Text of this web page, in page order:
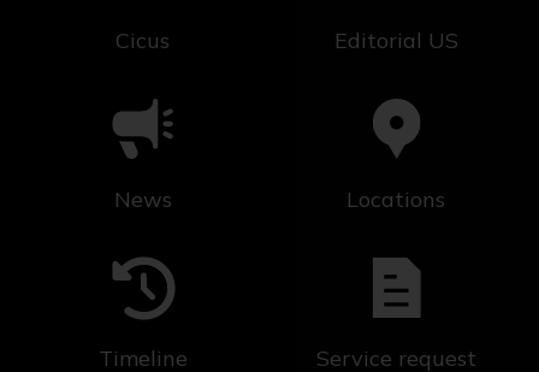
Cicus Editorial US
News Locations
Timeline Service request